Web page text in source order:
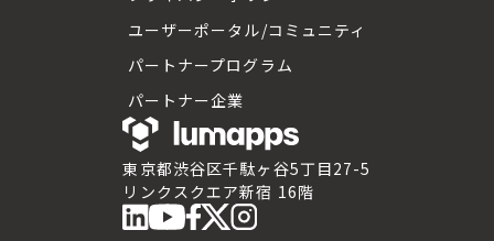
東京都渋谷区千駄ヶ谷5丁目27-5
リンクスクエア新宿 16階
ユーザーポータル/コミュニティ
パートナープログラム
パートナー企業